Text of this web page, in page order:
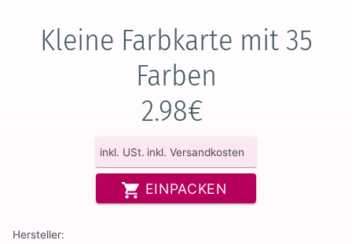
Kleine Farbkarte mit 35
Farben
2.98€
inkl. USt. inkl. Versandkosten
EINPACKEN
Hersteller: